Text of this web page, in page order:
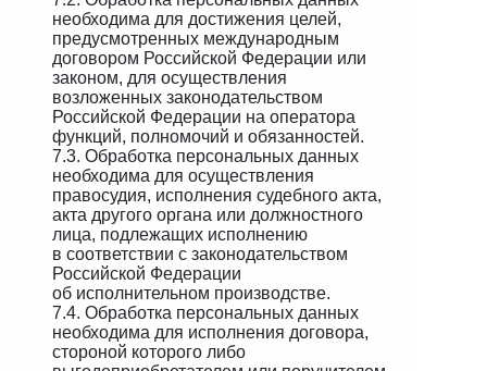
необходима для достижения целей,
предусмотренных международным
договором Российской Федерации или
законом, для осуществления
возложенных законодательством
Российской Федерации на оператора
функций, полномочий и обязанностей.
7.3. Обработка персональных данных
необходима для осуществления
правосудия, исполнения судебного акта,
акта другого органа или должностного
лица, подлежащих исполнению
в соответствии с законодательством
Российской Федерации
об исполнительном производстве.
7.4. Обработка персональных данных
необходима для исполнения договора,
стороной которого либо